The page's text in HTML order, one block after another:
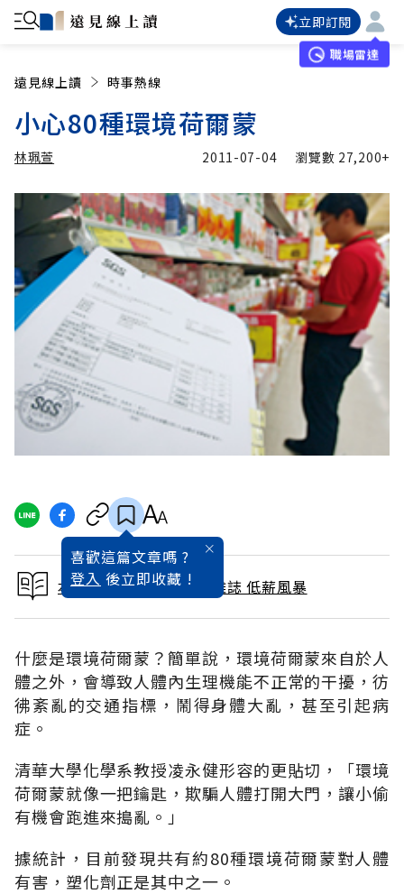
立即訂閱
職場雷達
遠見線上讀 時事熱線
小心80種環境荷爾蒙
林珮萱
林珮萱 加入追蹤
2011-07-04 瀏覽數 27,200+
喜歡這篇文章嗎 ?
登入 後立即收藏 !
本文出自 2011 / 7月號雜誌 低薪風暴
什麼是環境荷爾蒙？簡單說，環境荷爾蒙來自於人
體之外，會導致人體內生理機能不正常的干擾，彷
彿紊亂的交通指標，鬧得身體大亂，甚至引起病
症。
清華大學化學系教授凌永健形容的更貼切，「環境
荷爾蒙就像一把鑰匙，欺騙人體打開大門，讓小偷
有機會跑進來搗亂。」
據統計，目前發現共有約80種環境荷爾蒙對人體
有害，塑化劑正是其中之一。